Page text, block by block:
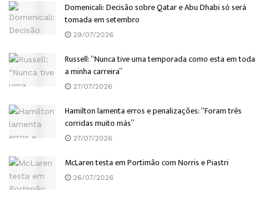
Domenicali: Decisão sobre Qatar e Abu Dhabi só será
tomada em setembro
29/07/2026
Russell: “Nunca tive uma temporada como esta em toda
a minha carreira”
27/07/2026
Hamilton lamenta erros e penalizações: “Foram três
corridas muito más”
27/07/2026
McLaren testa em Portimão com Norris e Piastri
26/07/2026